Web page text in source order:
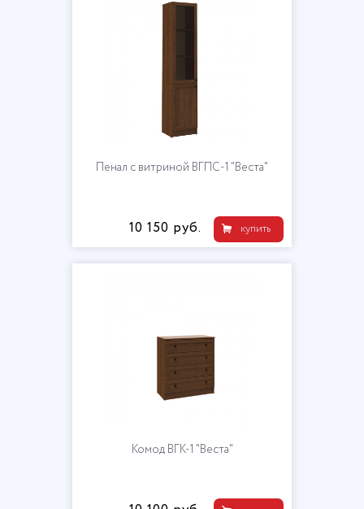
Пенал с витриной ВГПС-1 "Веста"
купить
10 150 руб.
Комод ВГК-1 "Веста"